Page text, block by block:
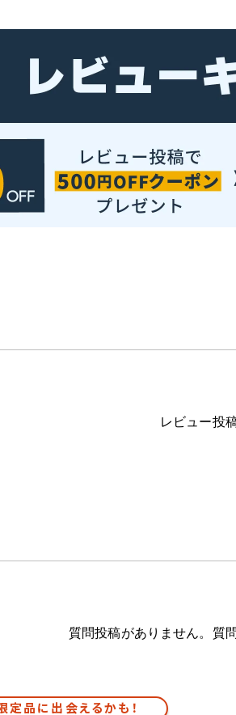
レビュー投
質問投稿がありません。質
定品に出会えるかも！